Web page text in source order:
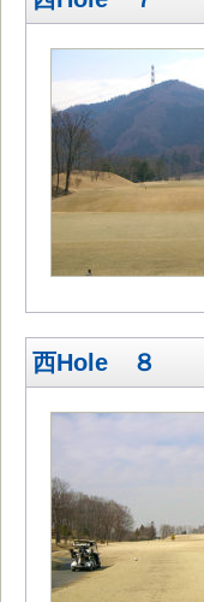
西Hole ８